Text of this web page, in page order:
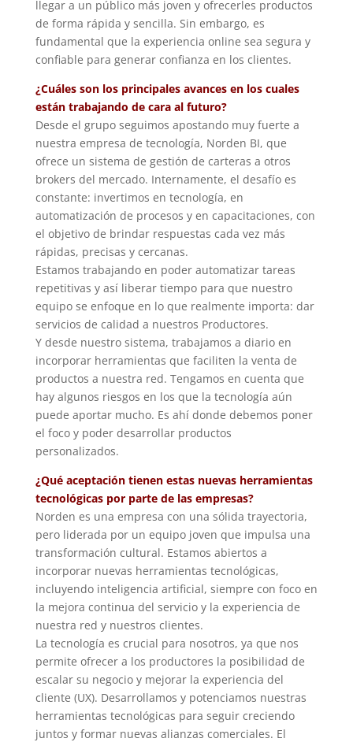
llegar a un público más joven y ofrecerles productos
de forma rápida y sencilla. Sin embargo, es
fundamental que la experiencia online sea segura y
confiable para generar confianza en los clientes.
¿Cuáles son los principales avances en los cuales
están trabajando de cara al futuro?
Desde el grupo seguimos apostando muy fuerte a
nuestra empresa de tecnología, Norden BI, que
ofrece un sistema de gestión de carteras a otros
brokers del mercado. Internamente, el desafío es
constante: invertimos en tecnología, en
automatización de procesos y en capacitaciones, con
el objetivo de brindar respuestas cada vez más
rápidas, precisas y cercanas.
Estamos trabajando en poder automatizar tareas
repetitivas y así liberar tiempo para que nuestro
equipo se enfoque en lo que realmente importa: dar
servicios de calidad a nuestros Productores.
Y desde nuestro sistema, trabajamos a diario en
incorporar herramientas que faciliten la venta de
productos a nuestra red. Tengamos en cuenta que
hay algunos riesgos en los que la tecnología aún
puede aportar mucho. Es ahí donde debemos poner
el foco y poder desarrollar productos
personalizados.
¿Qué aceptación tienen estas nuevas herramientas
tecnológicas por parte de las empresas?
Norden es una empresa con una sólida trayectoria,
pero liderada por un equipo joven que impulsa una
transformación cultural. Estamos abiertos a
incorporar nuevas herramientas tecnológicas,
incluyendo inteligencia artificial, siempre con foco en
la mejora continua del servicio y la experiencia de
nuestra red y nuestros clientes.
La tecnología es crucial para nosotros, ya que nos
permite ofrecer a los productores la posibilidad de
escalar su negocio y mejorar la experiencia del
cliente (UX). Desarrollamos y potenciamos nuestras
herramientas tecnológicas para seguir creciendo
juntos y formar nuevas alianzas comerciales. El